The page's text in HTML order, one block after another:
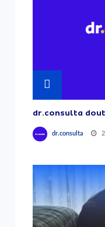
dr.consulta
dr.consulta